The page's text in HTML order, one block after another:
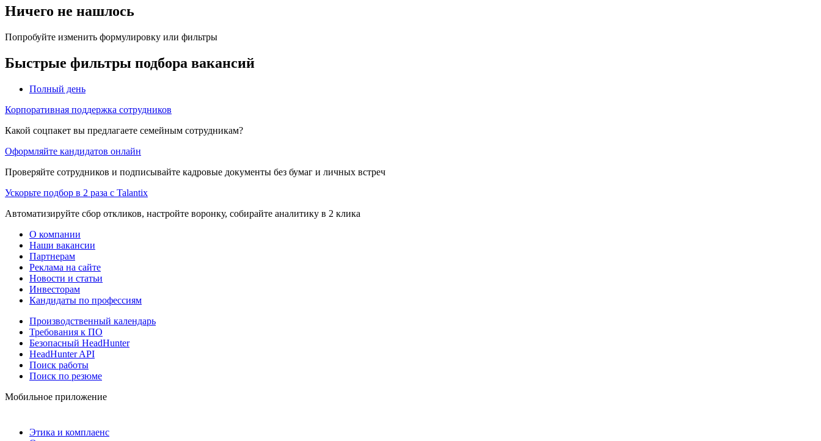
Ничего не нашлось
Попробуйте изменить формулировку или фильтры
Быстрые фильтры подбора вакансий
Полный день
Корпоративная поддержка сотрудников
Какой соцпакет вы предлагаете семейным сотрудникам?
Оформляйте кандидатов онлайн
Проверяйте сотрудников и подписывайте кадровые документы без бумаг и личных встреч
Ускорьте подбор в 2 раза с Talantix
Автоматизируйте сбор откликов, настройте воронку, собирайте аналитику в 2 клика
О компании
Наши вакансии
Партнерам
Реклама на сайте
Новости и статьи
Инвесторам
Кандидаты по профессиям
Производственный календарь
Требования к ПО
Безопасный HeadHunter
HeadHunter API
Поиск работы
Поиск по резюме
Мобильное приложение
Этика и комплаенс